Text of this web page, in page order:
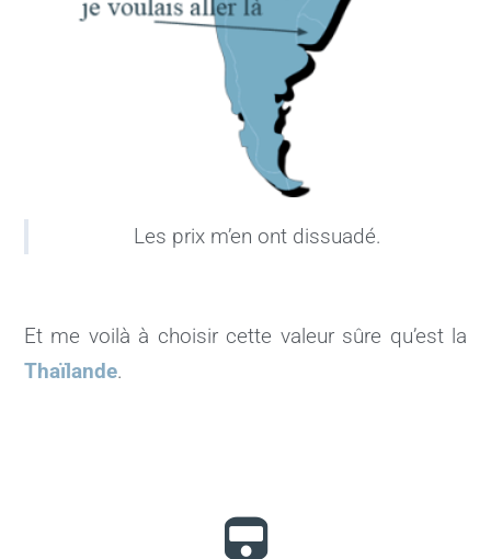
Les prix m’en ont dissuadé.
Et me voilà à choisir cette valeur sûre qu’est la
Thaïlande.